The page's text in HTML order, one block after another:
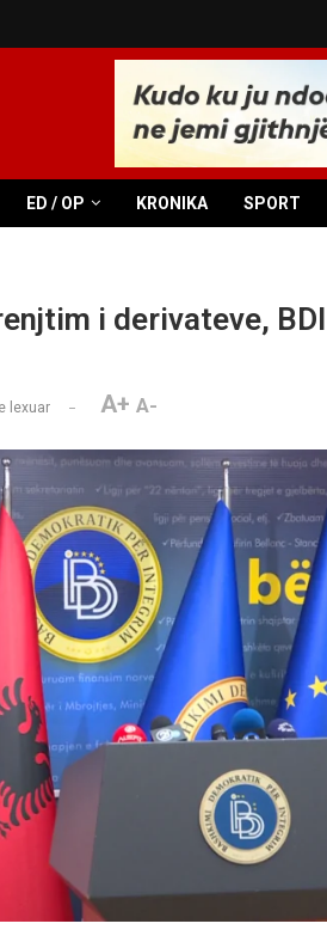
ED / OP KRONIKA SPORT
i derivateve,
lexuar A+ A-